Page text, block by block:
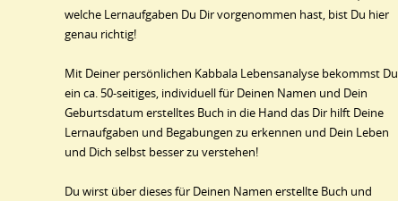
welche Lernaufgaben Du Dir vorgenommen hast, bist Du hier
genau richtig!
Mit Deiner persönlichen Kabbala Lebensanalyse bekommst Du
ein ca. 50-seitiges, individuell für Deinen Namen und Dein
Geburtsdatum erstelltes Buch in die Hand das Dir hilft Deine
Lernaufgaben und Begabungen zu erkennen und Dein Leben
und Dich selbst besser zu verstehen!
Du wirst über dieses für Deinen Namen erstellte Buch und